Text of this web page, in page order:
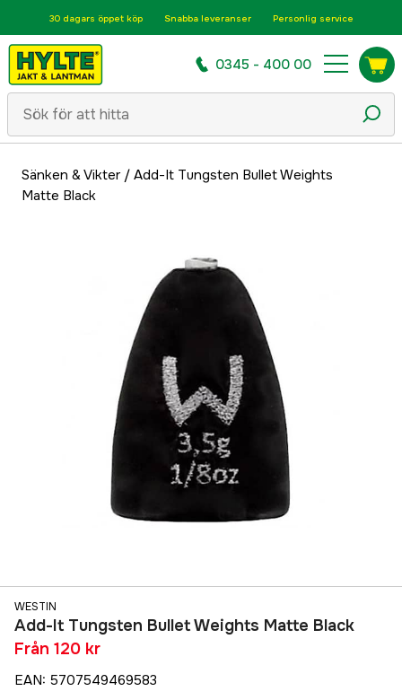
30 dagars öppet köp Snabba leveranser Personlig service
0345 - 400 00
Sänken & Vikter/ Add-It Tungsten Bullet Weights
Matte Black
WESTIN
Add-It Tungsten Bullet Weights Matte Black
Från 120 kr
EAN: 5707549469583